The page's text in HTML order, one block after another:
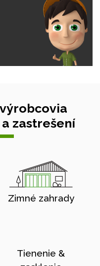
zastrešení
Zimné zahrady
Tienenie &